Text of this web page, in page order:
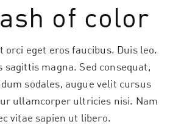
of color
orci eget eros faucibus. Duis leo.
sagittis magna. Sed consequat,
sodales, augue velit cursus
ullamcorper ultricies nisi. Nam
vitae sapien ut libero.